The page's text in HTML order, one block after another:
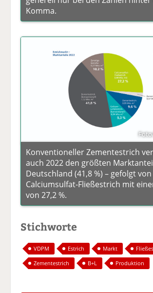
Komma.
Konventioneller Zementestrich
auch 2022 den größten
Deutschland (41,8 %) – gefolgt von
Calciumsulfat-Fließestrich mit
von 27,2 %.
Stichworte
VDPM Estrich Markt
Zementestrich
B+L Produktion